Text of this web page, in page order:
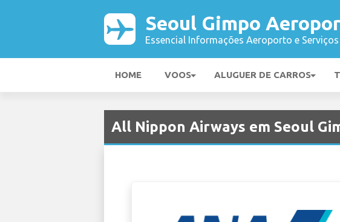
Seoul Gimpo
Essencial Informações Aeroporto e Serviços
HOME VOOS ALUGUER DE CARROS
All Nippon Airways em Seoul